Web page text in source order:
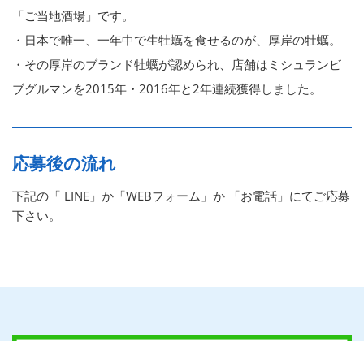
「ご当地酒場」です。
・日本で唯一、一年中で生牡蠣を食せるのが、厚岸の牡蠣。
・その厚岸のブランド牡蠣が認められ、店舗はミシュランビ
ブグルマンを2015年・2016年と2年連続獲得しました。
応募後の流れ
下記の「 LINE」か「WEBフォーム」か 「お電話」にてご応募
下さい。